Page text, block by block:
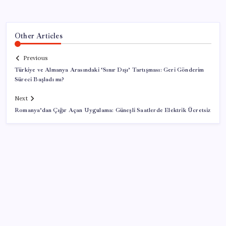
Other Articles
Previous
Türkiye ve Almanya Arasındaki ‘Sınır Dışı’ Tartışması: Geri Gönderim
Süreci Başladı mı?
Next
Romanya’dan Çığır Açan Uygulama: Güneşli Saatlerde Elektrik Ücretsiz